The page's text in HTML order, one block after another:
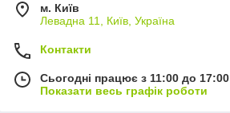
м. Київ
Левадна 11, Київ, Україна
Контакти
Сьогодні працює з 11:00 до 17:00
Показати весь графік роботи